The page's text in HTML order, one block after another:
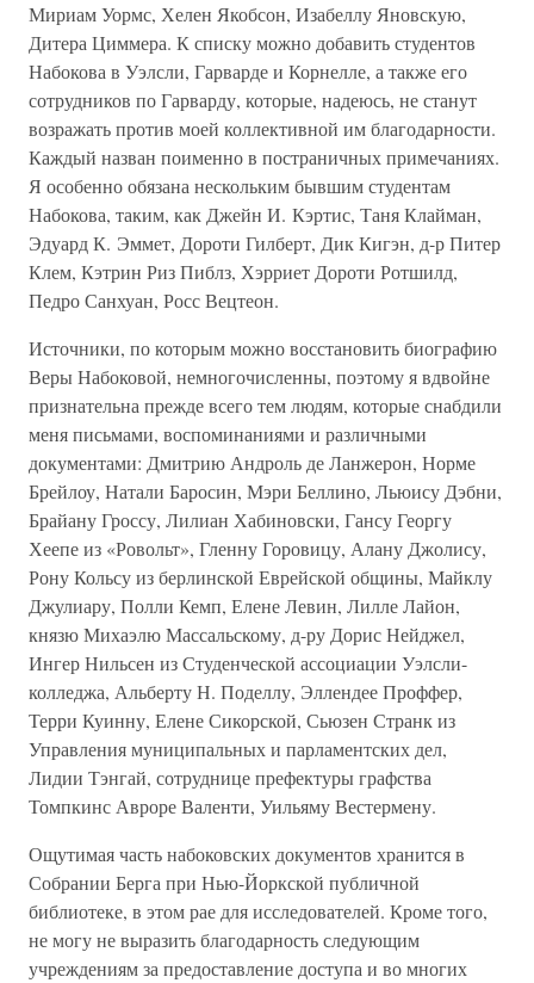
Мириам Уормс, Хелен Якобсон, Изабеллу Яновскую,
Дитера Циммера. К списку можно добавить студентов
Набокова в Уэлсли, Гарварде и Корнелле, а также его
сотрудников по Гарварду, которые, надеюсь, не станут
возражать против моей коллективной им благодарности.
Каждый назван поименно в постраничных примечаниях.
Я особенно обязана нескольким бывшим студентам
Набокова, таким, как Джейн И. Кэртис, Таня Клайман,
Эдуард К. Эммет, Дороти Гилберт, Дик Кигэн, д-р Питер
Клем, Кэтрин Риз Пиблз, Хэрриет Дороти Ротшилд,
Педро Санхуан, Росс Вецтеон.
Источники, по которым можно восстановить биографию
Веры Набоковой, немногочисленны, поэтому я вдвойне
признательна прежде всего тем людям, которые снабдили
меня письмами, воспоминаниями и различными
документами: Дмитрию Андроль де Ланжерон, Норме
Брейлоу, Натали Баросин, Мэри Беллино, Льюису Дэбни,
Брайану Гроссу, Лилиан Хабиновски, Гансу Георгу
Хеепе из «Ровольт», Гленну Горовицу, Алану Джолису,
Рону Кольсу из берлинской Еврейской общины, Майклу
Джулиару, Полли Кемп, Елене Левин, Лилле Лайон,
князю Михаэлю Массальскому, д-ру Дорис Нейджел,
Ингер Нильсен из Студенческой ассоциации Уэлсли-
колледжа, Альберту Н. Поделлу, Эллендее Проффер,
Терри Куинну, Елене Сикорской, Сьюзен Странк из
Управления муниципальных и парламентских дел,
Лидии Тэнгай, сотруднице префектуры графства
Томпкинс Авроре Валенти, Уильяму Вестермену.
Ощутимая часть набоковских документов хранится в
Собрании Берга при Нью-Йоркской публичной
библиотеке, в этом рае для исследователей. Кроме того,
не могу не выразить благодарность следующим
учреждениям за предоставление доступа и во многих